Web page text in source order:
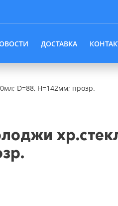
ДОСТАВКА
D=88, H=142мм; прозр.